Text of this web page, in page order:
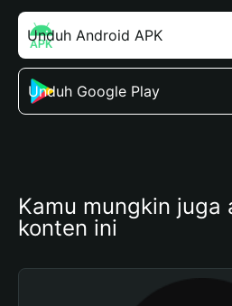
Unduh Android APK
Unduh Google Play
Kamu mungkin juga
konten ini